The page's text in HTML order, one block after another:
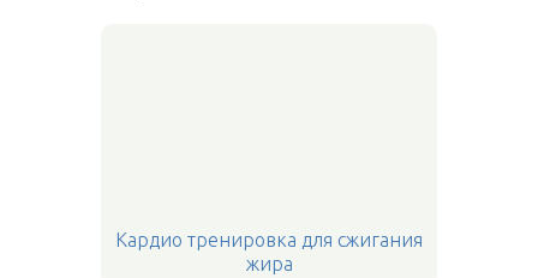
Кардио тренировка для сжигания
жира